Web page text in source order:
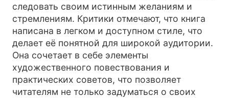
следовать своим истинным желаниям и
стремлениям. Критики отмечают, что книга
написана в легком и доступном стиле, что
делает её понятной для широкой аудитории.
Она сочетает в себе элементы
художественного повествования и
практических советов, что позволяет
читателям не только задуматься о своих